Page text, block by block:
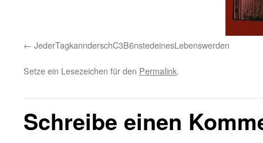
JederTagkannderschC3B6nstedeinesLebenswerden
Setze ein Lesezeichen für den Permalink.
Schreibe einen